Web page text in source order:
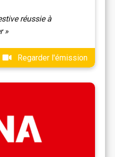
réussie à
»
Regarder l'émission